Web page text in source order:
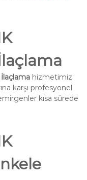
hizmetimiz
karşı profesyonel
kısa sürede